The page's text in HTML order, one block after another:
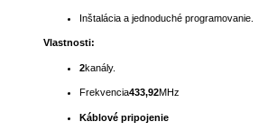
Inštalácia a jednoduché programovanie.
Vlastnosti:
2kanály.
Frekvencia433,92MHz
Káblové pripojenie